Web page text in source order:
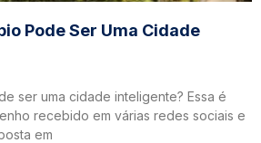
Pode Ser Uma Cidade
ser uma cidade inteligente? Essa é
recebido em várias redes sociais e
em